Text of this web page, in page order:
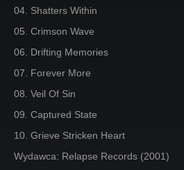
04. Shatters Within
05. Crimson Wave
06. Drifting Memories
07. Forever More
08. Veil Of Sin
09. Captured State
10. Grieve Stricken Heart
Wydawca: Relapse Records (2001)